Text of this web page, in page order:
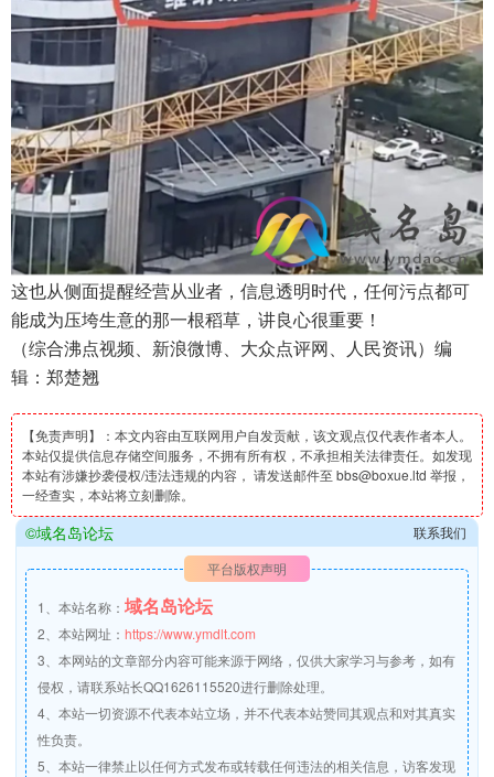
这也从侧面提醒经营从业者，信息透明时代，任何污点都可
能成为压垮生意的那一根稻草，讲良心很重要！
（综合沸点视频、新浪微博、大众点评网、人民资讯）编
辑：郑楚翘
【免责声明】：本文内容由互联网用户自发贡献，该文观点仅代表作者本人。
本站仅提供信息存储空间服务，不拥有所有权，不承担相关法律责任。如发现
本站有涉嫌抄袭侵权/违法违规的内容， 请发送邮件至 bbs@boxue.ltd 举报，
一经查实，本站将立刻删除。
©域名岛论坛
平台版权声明
1、本站名称：域名岛论坛
2、本站网址：https://www.ymdlt.com
3、本网站的文章部分内容可能来源于网络，仅供大家学习与参考，如有
侵权，请联系站长QQ1626115520进行删除处理。
4、本站一切资源不代表本站立场，并不代表本站赞同其观点和对其真实
性负责。
5、本站一律禁止以任何方式发布或转载任何违法的相关信息，访客发现
联系我们